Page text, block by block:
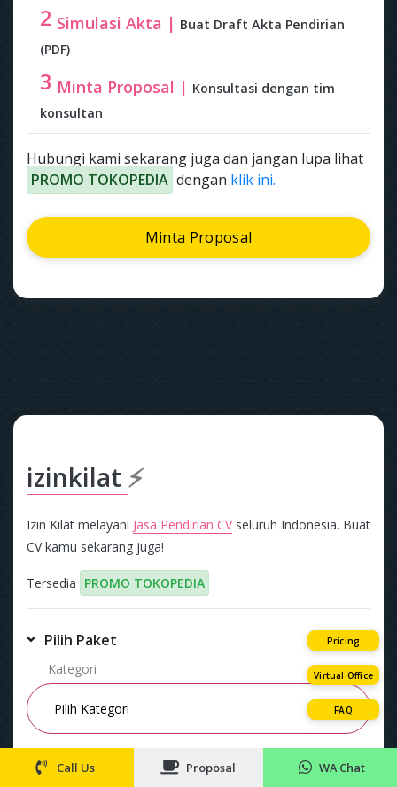
2 Simulasi Akta | Buat Draft Akta Pendirian
(PDF)
3 Minta Proposal | Konsultasi dengan tim
konsultan
Hubungi kami sekarang juga dan jangan lupa lihat
PROMO TOKOPEDIA dengan klik ini.
Minta Proposal
izinkilat ⚡
Izin Kilat melayani Jasa Pendirian CV seluruh Indonesia. Buat
CV kamu sekarang juga!
Tersedia PROMO TOKOPEDIA
Pilih Paket
Kategori
Paket
Pricing
Virtual Office
FAQ
Call Us Proposal WA Chat